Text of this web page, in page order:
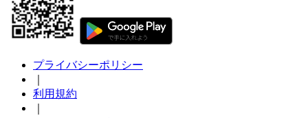
プライバシーポリシー
利用規約